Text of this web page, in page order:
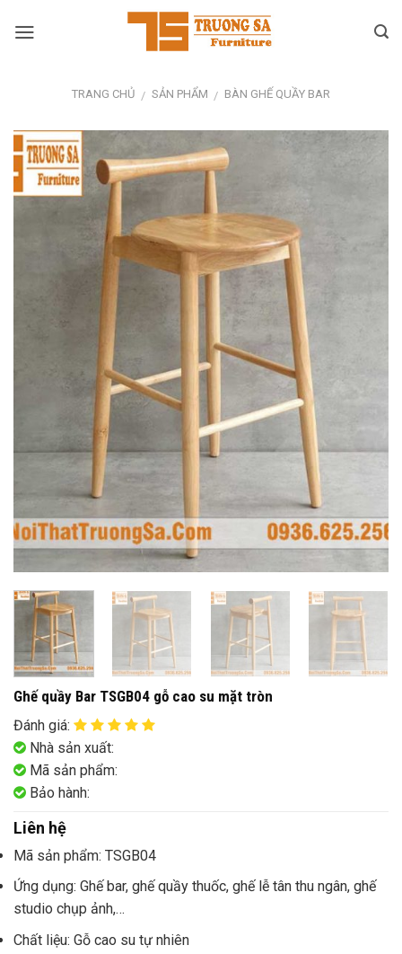
TRANG CHỦ / SẢN PHẨM / BÀN GHẾ QUẦY BAR
Ghế quầy Bar TSGB04 gỗ cao su mặt tròn
Đánh giá:
Nhà sản xuất:
Mã sản phẩm:
Bảo hành:
Liên hệ
Mã sản phẩm: TSGB04
Ứng dụng: Ghế bar, ghế quầy thuốc, ghế lễ tân thu ngân, ghế
studio chụp ảnh,…
Chất liệu: Gỗ cao su tự nhiên